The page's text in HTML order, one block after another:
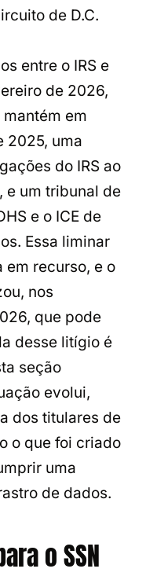
de D.C.
entre o IRS e
de 2026,
em
2025, uma
do IRS ao
e um tribunal de
e o ICE de
Essa liminar
em recurso, e o
nos
que pode
desse litígio é
seção
evolui,
dos titulares de
o que foi criado
uma
de dados.
o SSN